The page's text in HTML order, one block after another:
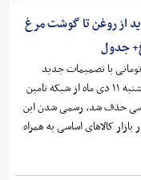
از روغن تا گوشت مرغ
جدول
ارز ۲۸.۵۰۰ تومانی با تصمیمات جدید
دولت، پنجشنبه ۱۱ دی ماه از شبکه تامین
حذف شد. رسمی شدن این
کالاهای اساسی به همراه